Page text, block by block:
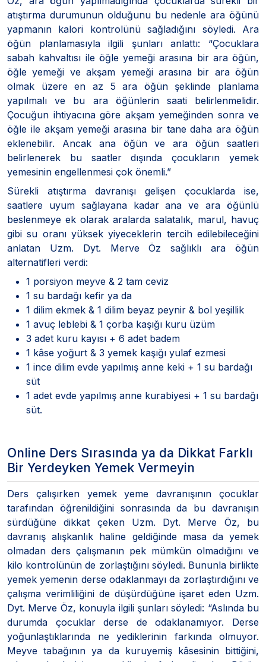
atıştırma durumunun olduğunu bu nedenle ara öğünü
yapmanın kalori kontrolünü sağladığını söyledi. Ara
öğün planlamasıyla ilgili şunları anlattı: “Çocuklara
sabah kahvaltısı ile öğle yemeği arasına bir ara öğün,
öğle yemeği ve akşam yemeği arasına bir ara öğün
olmak üzere en az 5 ara öğün şeklinde planlama
yapılmalı ve bu ara öğünlerin saati belirlenmelidir.
Çocuğun ihtiyacına göre akşam yemeğinden sonra ve
öğle ile akşam yemeği arasına bir tane daha ara öğün
eklenebilir. Ancak ana öğün ve ara öğün saatleri
belirlenerek bu saatler dışında çocukların yemek
yemesinin engellenmesi çok önemli.”
Sürekli atıştırma davranışı gelişen çocuklarda ise,
saatlere uyum sağlayana kadar ana ve ara öğünlü
beslenmeye ek olarak aralarda salatalık, marul, havuç
gibi su oranı yüksek yiyeceklerin tercih edilebileceğini
anlatan Uzm. Dyt. Merve Öz sağlıklı ara öğün
alternatifleri verdi:
1 porsiyon meyve & 2 tam ceviz
1 su bardağı kefir ya da
1 dilim ekmek & 1 dilim beyaz peynir & bol yeşillik
1 avuç leblebi & 1 çorba kaşığı kuru üzüm
3 adet kuru kayısı + 6 adet badem
1 kâse yoğurt & 3 yemek kaşığı yulaf ezmesi
1 ince dilim evde yapılmış anne keki + 1 su bardağı
süt
1 adet evde yapılmış anne kurabiyesi + 1 su bardağı
süt.
Online Ders Sırasında ya da Dikkat Farklı
Bir Yerdeyken Yemek Vermeyin
Ders çalışırken yemek yeme davranışının çocuklar
tarafından öğrenildiğini sonrasında da bu davranışın
sürdüğüne dikkat çeken Uzm. Dyt. Merve Öz, bu
davranış alışkanlık haline geldiğinde masa da yemek
olmadan ders çalışmanın pek mümkün olmadığını ve
kilo kontrolünün de zorlaştığını söyledi. Bununla birlikte
yemek yemenin derse odaklanmayı da zorlaştırdığını ve
çalışma verimliliğini de düşürdüğüne işaret eden Uzm.
Dyt. Merve Öz, konuyla ilgili şunları söyledi: “Aslında bu
durumda çocuklar derse de odaklanamıyor. Derse
yoğunlaştıklarında ne yediklerinin farkında olmuyor.
Meyve tabağının ya da kuruyemiş kâsesinin bittiğini,